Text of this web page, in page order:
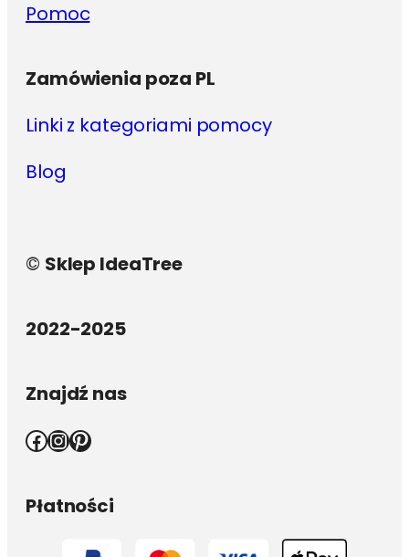
Pomoc
Zamówienia poza PL
Linki z kategoriami pomocy
Blog
© Sklep IdeaTree
2022-2025
Znajdź nas
Facebook InstagramPinterest
Płatności